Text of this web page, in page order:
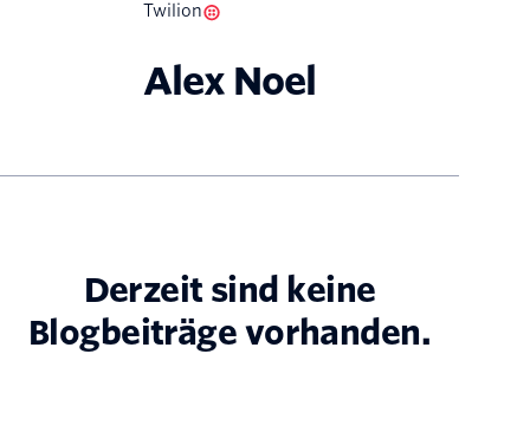
Twilion
Alex Noel
Derzeit sind keine
Blogbeiträge vorhanden.